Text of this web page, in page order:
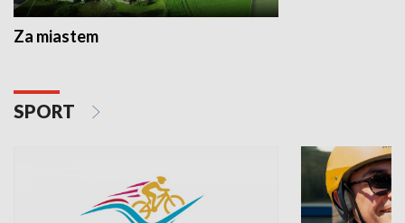
Za miastem
SPORT